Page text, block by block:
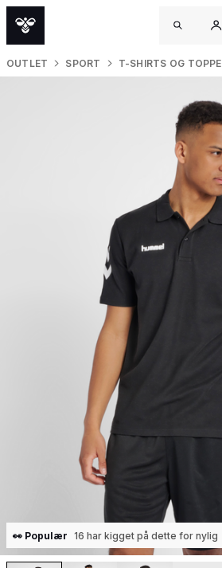
OUTLET SPORT T-SHIRTS OG TOPPE
👀 Populær 16 har kigget på dette for nylig